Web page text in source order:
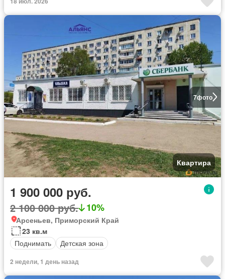
7фото
Квартира
1 900 000 руб.
2 100 000 руб. 10%
Арсеньев, Приморский Край
23 кв.м
Поднимать
Детская зона
2 недели, 1 день назад